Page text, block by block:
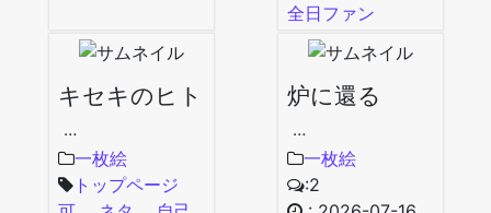
全日ファン
キセキのヒト
…
一枚絵
トップページ
炉に還る
…
一枚絵
:2